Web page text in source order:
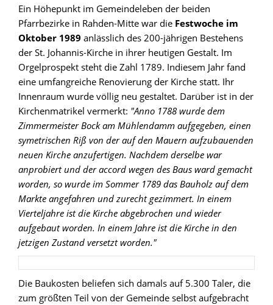
Ein Höhepunkt im Gemeindeleben der beiden
Pfarrbezirke in Rahden-Mitte war die Festwoche im
Oktober 1989 anlässlich des 200-jährigen Bestehens
der St. Johannis-Kirche in ihrer heutigen Gestalt. Im
Orgelprospekt steht die Zahl 1789. Indiesem Jahr fand
eine umfangreiche Renovierung der Kirche statt. Ihr
Innenraum wurde völlig neu gestaltet. Darüber ist in der
Kirchenmatrikel vermerkt: "Anno 1788 wurde dem
Zimmermeister Bock am Mühlendamm aufgegeben, einen
symetrischen Riß von der auf den Mauern aufzubauenden
neuen Kirche anzufertigen. Nachdem derselbe war
anprobiert und der accord wegen des Baus ward gemacht
worden, so wurde im Sommer 1789 das Bauholz auf dem
Markte angefahren und zurecht gezimmert. In einem
Vierteljahre ist die Kirche abgebrochen und wieder
aufgebaut worden. In einem Jahre ist die Kirche in den
jetzigen Zustand versetzt worden."
Die Baukosten beliefen sich damals auf 5.300 Taler, die
zum größten Teil von der Gemeinde selbst aufgebracht